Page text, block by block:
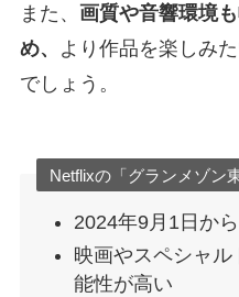
また、 画質や音響環境
め、
より作品を楽しみ
でしょう。
Netflixの「グランメゾン
2024年9月1日か
映画やスペシャ
能性が高い